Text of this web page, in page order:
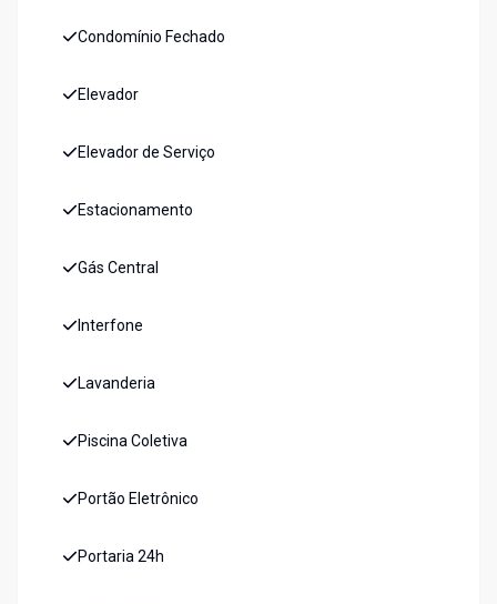
Condomínio Fechado
Elevador
Elevador de Serviço
Estacionamento
Gás Central
Interfone
Lavanderia
Piscina Coletiva
Portão Eletrônico
Portaria 24h